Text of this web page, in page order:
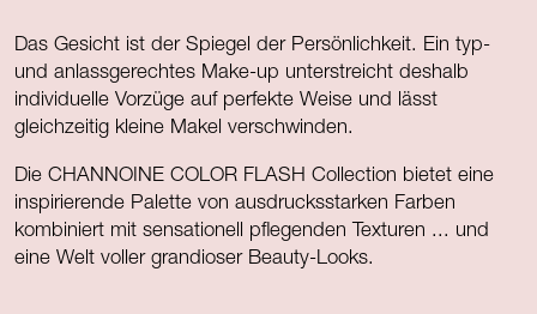
Das Gesicht ist der Spiegel der Persönlichkeit. Ein typ-
und anlassgerechtes Make-up unterstreicht deshalb
individuelle Vorzüge auf perfekte Weise und lässt
gleichzeitig kleine Makel verschwinden.
Die CHANNOINE COLOR FLASH Collection bietet eine
inspirierende Palette von ausdrucksstarken Farben
kombiniert mit sensationell pflegenden Texturen ... und
eine Welt voller grandioser Beauty-Looks.